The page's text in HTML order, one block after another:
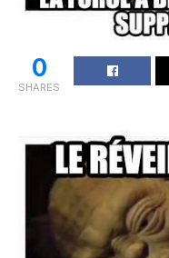
0
SHARES